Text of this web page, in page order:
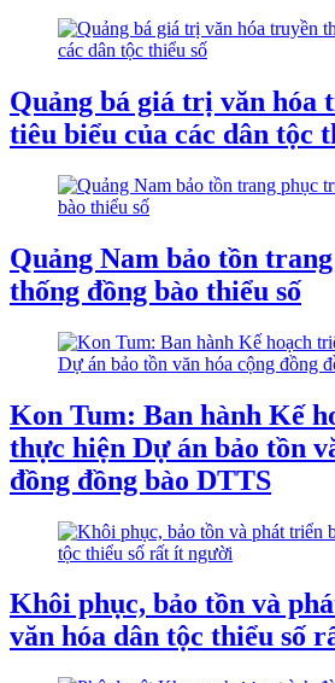
Quảng bá giá trị văn hóa
tiêu biểu của các dân tộc
Quảng Nam bảo tồn
thống đồng bào thiểu số
Kon Tum: Ban hành Kế
thực hiện Dự án bảo tồn
đồng đồng bào DTTS
Khôi phục, bảo tồn và
văn hóa dân tộc thiểu số